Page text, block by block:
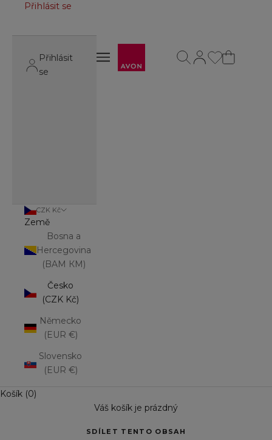
Otevřít navigační menu
Otevřít navigační menu
Otevřít stránku
Otevřít vyhledávání
Přihlásit se
Přihlásit
se
CZK Kč
Země
Bosna a
Hercegovina
(BAM КМ)
Česko
(CZK Kč)
Německo
(EUR €)
Slovensko
(EUR €)
Košík (0)
Váš košík je prázdný
SDÍLET TENTO OBSAH